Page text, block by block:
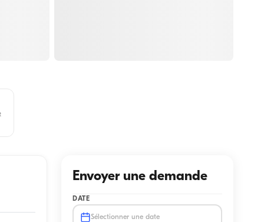
Envoyer une demande
DATE
Sélectionner une date